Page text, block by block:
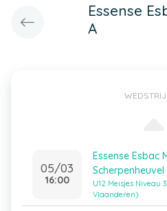
Essense
A
05/03
16:00
Essense Esbac
Scherpenheuvel
U12 Meisjes Niveau
Vlaanderen)